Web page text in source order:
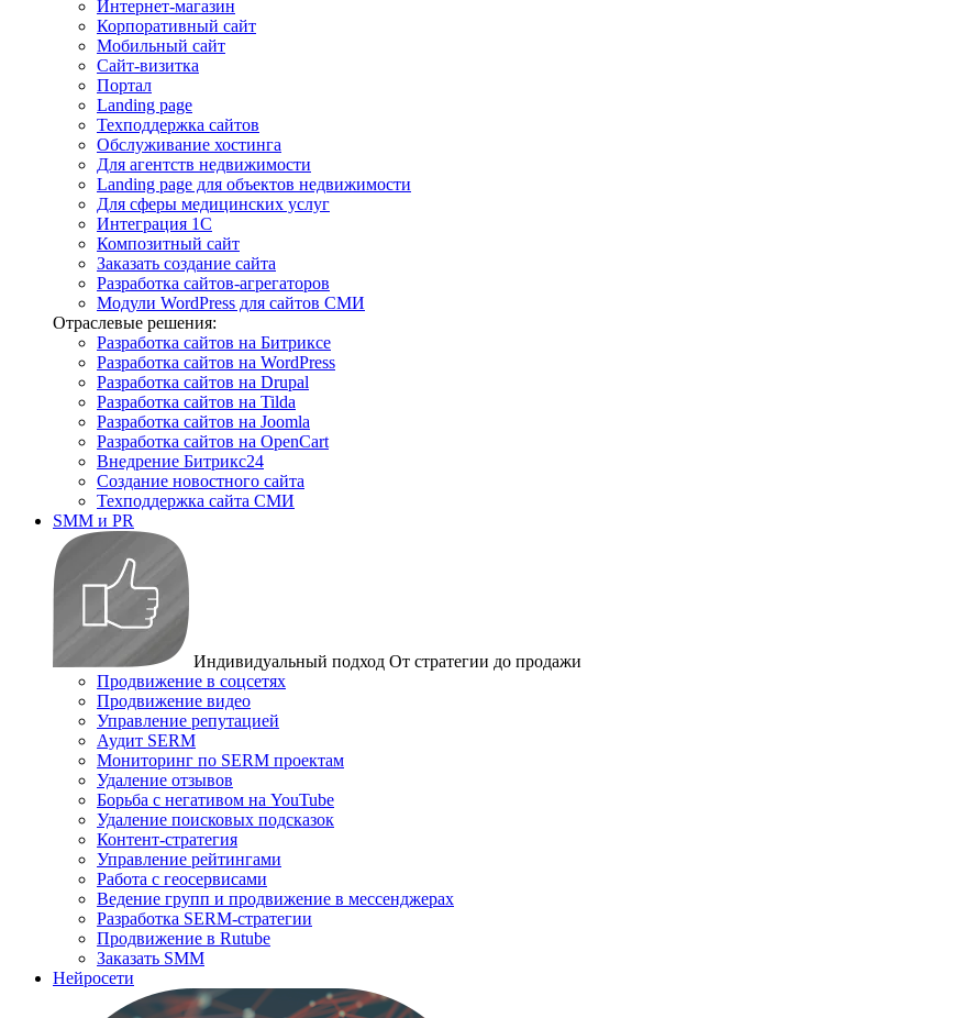
Интернет-магазин
Корпоративный сайт
Мобильный сайт
Сайт-визитка
Портал
Landing page
Техподдержка сайтов
Обслуживание хостинга
Для агентств недвижимости
Landing page для объектов недвижимости
Для сферы медицинских услуг
Интеграция 1С
Композитный сайт
Заказать создание сайта
Разработка сайтов-агрегаторов
Модули WordPress для сайтов СМИ
Отраслевые решения:
Разработка сайтов на Битриксе
Разработка сайтов на WordPress
Разработка сайтов на Drupal
Разработка сайтов на Tilda
Разработка сайтов на Joomla
Разработка сайтов на OpenCart
Внедрение Битрикс24
Создание новостного сайта
Техподдержка сайта СМИ
SMM и PR
Индивидуальный подход От стратегии до продажи
Продвижение в соцсетях
Продвижение видео
Управление репутацией
Аудит SERM
Мониторинг по SERM проектам
Удаление отзывов
Борьба с негативом на YouTube
Удаление поисковых подсказок
Контент-стратегия
Управление рейтингами
Работа с геосервисами
Ведение групп и продвижение в мессенджерах
Разработка SERM-стратегии
Продвижение в Rutube
Заказать SMM
Нейросети